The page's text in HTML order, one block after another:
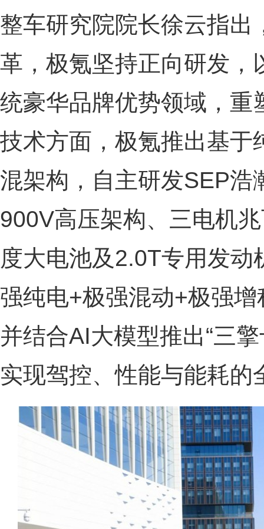
整车研究院院长徐云指出
革，极氪坚持正向研发，
统豪华品牌优势领域，重
技术方面，极氪推出基于
混架构，自主研发SEP浩
900V高压架构、三电机
度大电池及2.0T专用发动
强纯电+极强混动+极强
并结合AI大模型推出“三
实现驾控、性能与能耗的